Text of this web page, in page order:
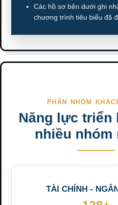
Các hồ sơ bên dưới ghi
chương trình tiêu biểu đã
PHÂN NHÓM
Năng lực triển
nhiều nhóm
TÀI CHÍNH -